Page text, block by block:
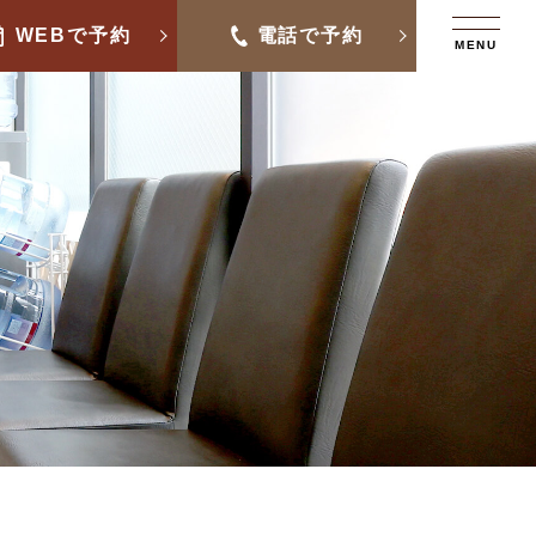
WEBで予約 電話で予約 MENU